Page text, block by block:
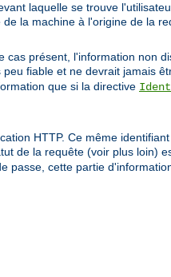
laquelle se trouve
la machine à l'origine de la
présent, l'information non
fiable et ne devrait jamais
que si la directive
HTTP. Ce même
de la requête (voir plus loin)
passe, cette partie